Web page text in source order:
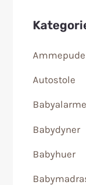
Autostole
Babydyner
Babyhuer